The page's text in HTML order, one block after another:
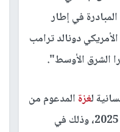
في إطار
دونالد ترامب
الشرق الأوسط".
لغزة المدعوم من
صيف 2025، وذلك في